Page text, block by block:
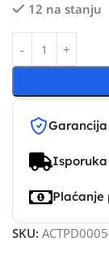
12 na stanju
Isporuka
Plaćanje
SKU: